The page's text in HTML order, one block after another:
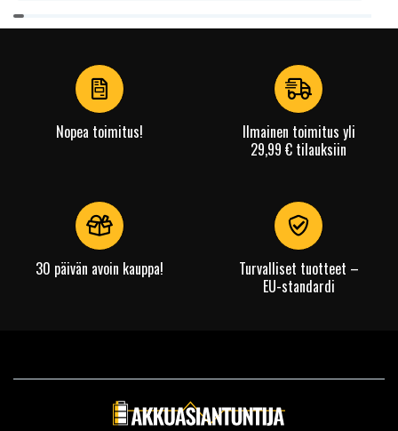
Item
1
Nopea toimitus!
Ilmainen toimitus yli
29,99 € tilauksiin
30 päivän avoin kauppa!
Turvalliset tuotteet –
EU-standardi